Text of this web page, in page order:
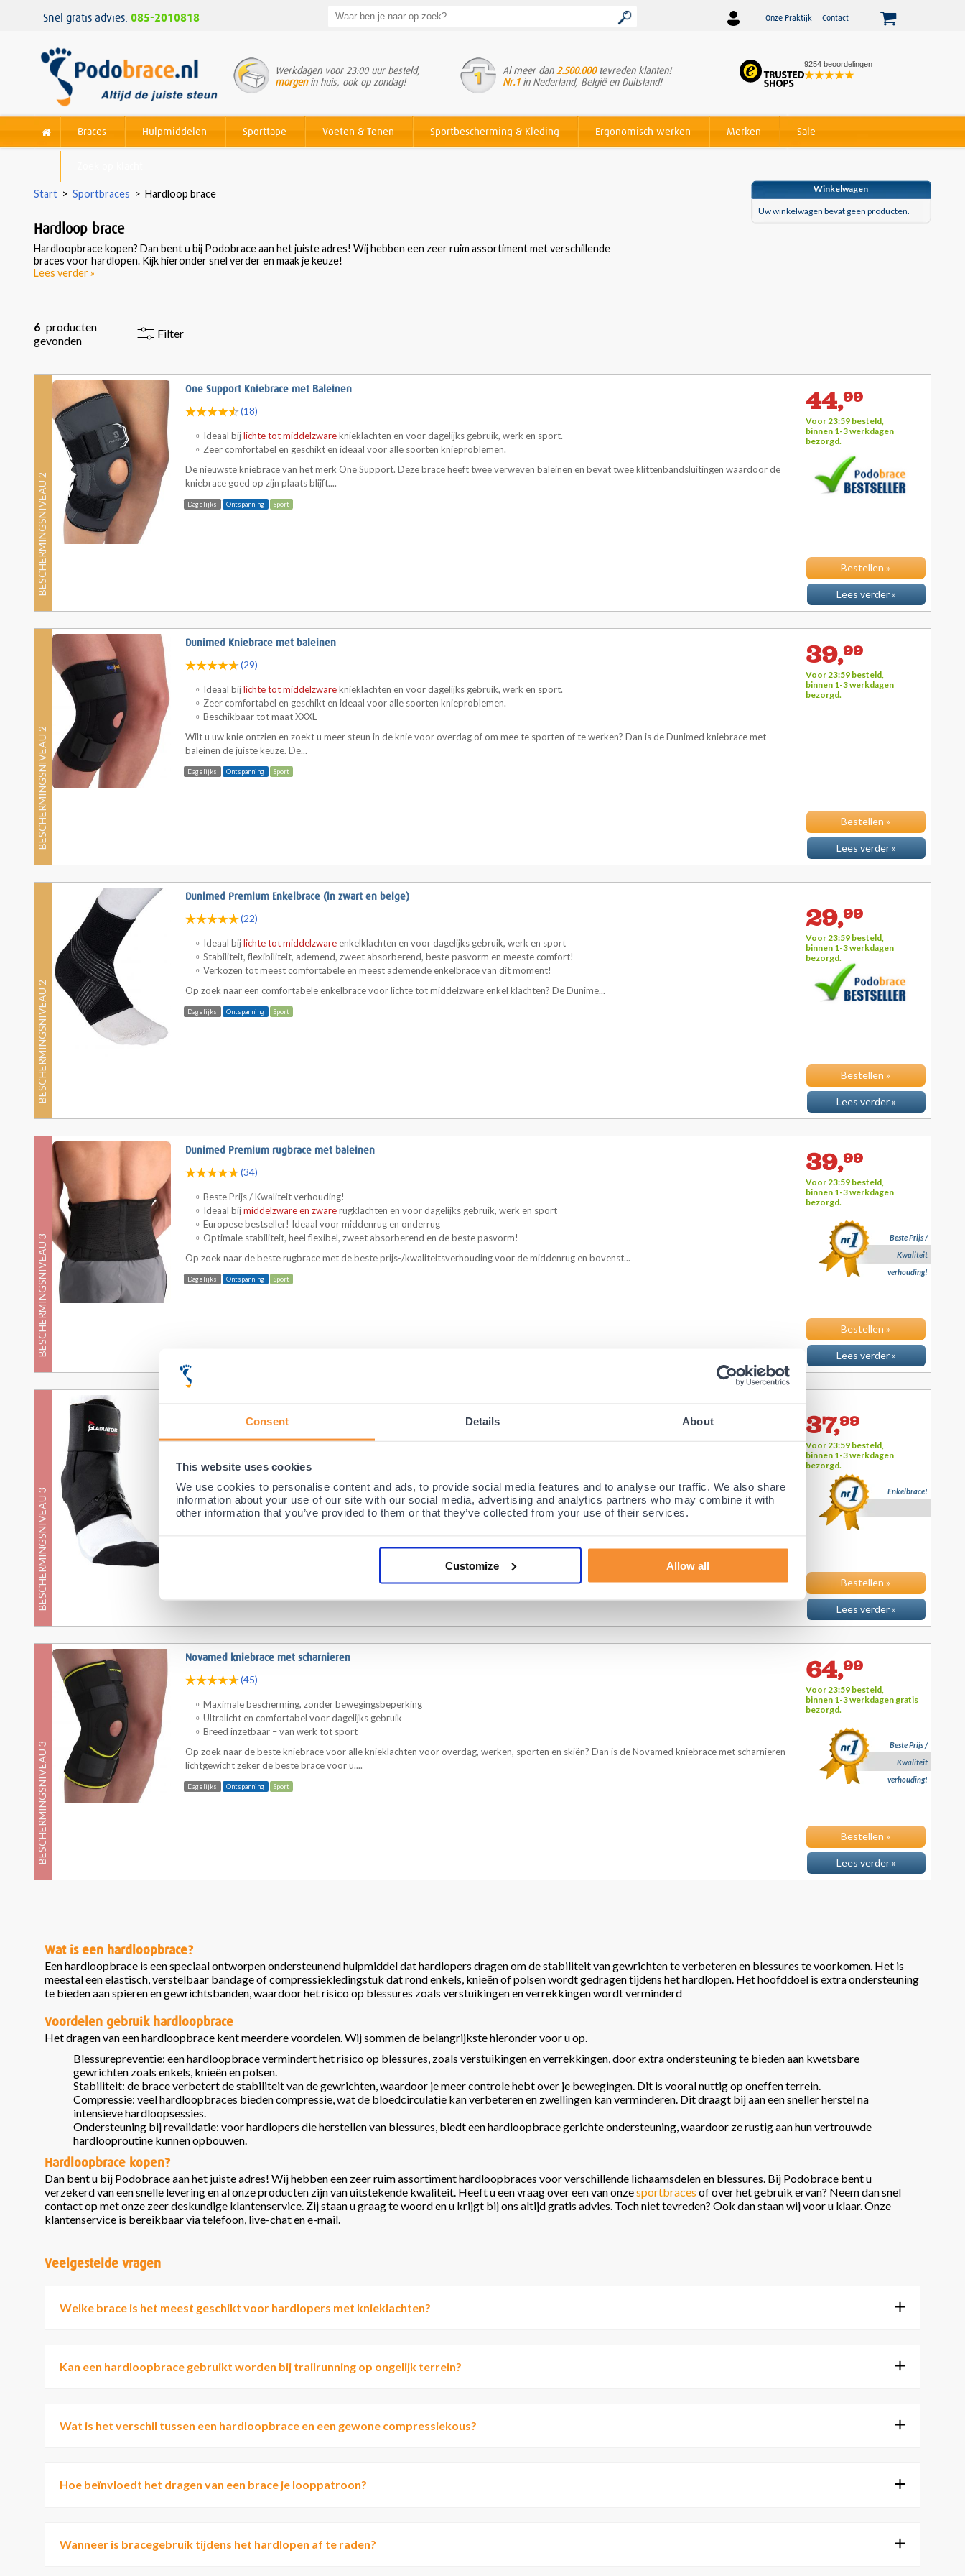
Consent Details About
This website uses cookies
We use cookies to personalise content and ads, to provide social media features and to analyse our traffic. We also share
information about your use of our site with our social media, advertising and analytics partners who may combine it with
other information that you’ve provided to them or that they’ve collected from your use of their services.
Customize Allow all
Snel gratis advies: 085-2010818 Onze Praktijk Contact
9254 beoordelingen
Werkdagen voor 23:00 uur besteld,
morgenin huis, ook op zondag!
Al meer dan 2.500.000tevreden klanten!
Nr.1in Nederland, België en Duitsland!
WinnaarBeslist Webshop
Award voor beste service!
Braces Hulpmiddelen Sporttape Voeten & Tenen Sportbescherming & Kleding Ergonomisch werken Merken Sale
Start > Sportbraces > Hardloop brace
Hardloop brace
Hardloopbracekopen? Dan bent u bij Podobrace aan het juiste adres! Wij hebben een zeer ruim assortiment met verschillende
braces voor hardlopen. Kijk hieronder snel verder en maak je keuze!
Lees verder »
Winkelwagen
Uw winkelwagen bevat geen producten.
Filter
6 producten
gevonden
BESCHERMINGSNIVEAU 2
One Support Kniebrace met Baleinen
(18)
Dagelijks Ontspanning Sport
Ideaal bijlichte tot middelzwareknieklachten en voor dagelijks gebruik, werk en sport.
Zeer comfortabel en geschikt en ideaal voor alle soorten knieproblemen.
De nieuwste kniebrace van het merk One Support. Deze brace heeft twee verweven baleinen en bevat twee klittenbandsluitingen waardoor de
kniebrace goed op zijn plaats blijft....
44,99
Voor 23:59 besteld,
binnen 1-3 werkdagen
bezorgd.
Bestellen »
Lees verder »
BESCHERMINGSNIVEAU 2
Dunimed Kniebrace met baleinen
(29)
Dagelijks Ontspanning Sport
Ideaal bijlichte tot middelzwareknieklachten en voor dagelijks gebruik, werk en sport.
Zeer comfortabel en geschikt en ideaal voor alle soorten knieproblemen.
Beschikbaar tot maat XXXL
Wilt u uw knie ontzien en zoekt u meer steun in de knie voor overdag of om mee te sporten of te werken? Dan is de Dunimed kniebrace met
baleinen de juiste keuze. De...
39,99
Voor 23:59 besteld,
binnen 1-3 werkdagen
bezorgd.
Bestellen »
Lees verder »
BESCHERMINGSNIVEAU 2
Dunimed Premium Enkelbrace (in zwart en beige)
(22)
Dagelijks Ontspanning Sport
Ideaal bijlichte tot middelzware enkelklachten en voor dagelijks gebruik, werk en sport
Stabiliteit, flexibiliteit, ademend, zweet absorberend, beste pasvorm en meeste comfort!
Verkozen tot meest comfortabele en meest ademende enkelbrace van dit moment!
Op zoek naar een comfortabele enkelbrace voor lichte tot middelzware enkel klachten? De Dunime...
29,99
Voor 23:59 besteld,
binnen 1-3 werkdagen
bezorgd.
Bestellen »
Lees verder »
BESCHERMINGSNIVEAU 3
Beste Prijs /
Kwaliteit
verhouding!
Dunimed Premium rugbrace met baleinen
(34)
Dagelijks Ontspanning Sport
Beste Prijs / Kwaliteit verhouding!
Ideaal bijmiddelzware en zwarerugklachten en voor dagelijks gebruik, werk en sport
Europese bestseller! Ideaal voor middenrug en onderrug
Optimale stabiliteit, heel flexibel, zweet absorberend en de beste pasvorm!
Op zoek naar de beste rugbrace met de beste prijs-/kwaliteitsverhouding voor de middenrug en bovenst...
39,99
Voor 23:59 besteld,
binnen 1-3 werkdagen
bezorgd.
Bestellen »
Lees verder »
BESCHERMINGSNIVEAU 3 Enkelbrace!
(40)
De Nummer #1 Enkelbrace! Geen harde stukken in de brace, maar wel maximale steun!
Op zoek naar maximale stabiliteit (zonder harde stukken) die toch heel comfortabel zit en in elke (sport)schoen past? Dan is Gladiator Sports
Enkelbrace lichtgew...
37,99
Voor 23:59 besteld,
binnen 1-3 werkdagen
bezorgd.
Bestellen »
Lees verder »
BESCHERMINGSNIVEAU 3
Beste Prijs /
Kwaliteit
verhouding!
Novamed kniebrace met scharnieren
(45)
Dagelijks Ontspanning Sport
Maximale bescherming, zonder bewegingsbeperking
Ultralicht en comfortabel voor dagelijks gebruik
Breed inzetbaar – van werk tot sport
Op zoek naar de beste kniebrace voor alle knieklachten voor overdag, werken, sporten en skiën? Dan is de Novamed kniebrace met scharnieren
lichtgewicht zeker de beste brace voor u....
64,99
Voor 23:59 besteld,
binnen 1-3 werkdagengratis
bezorgd.
Bestellen »
Lees verder »
Wat is een hardloopbrace?
Een hardloopbrace is een speciaal ontworpen ondersteunend hulpmiddel dat hardlopers dragen om de stabiliteit van gewrichten te verbeteren en blessures te voorkomen. Het is
meestal een elastisch, verstelbaar bandage of compressiekledingstuk dat rond enkels, knieën of polsen wordt gedragen tijdens het hardlopen. Het hoofddoel is extra ondersteuning
te bieden aan spieren en gewrichtsbanden, waardoor het risico op blessures zoals verstuikingen en verrekkingen wordt verminderd
Voordelen gebruik hardloopbrace
Het dragen van een hardloopbrace kent meerdere voordelen. Wij sommen de belangrijkste hieronder voor u op.
Blessurepreventie: een hardloopbrace vermindert het risico op blessures, zoals verstuikingen en verrekkingen, door extra ondersteuning te bieden aan kwetsbare
gewrichten zoals enkels, knieën en polsen.
Stabiliteit: de brace verbetert de stabiliteit van de gewrichten, waardoor je meer controle hebt over je bewegingen. Dit is vooral nuttig op oneffen terrein.
Compressie: veel hardloopbraces bieden compressie, wat de bloedcirculatie kan verbeteren en zwellingen kan verminderen. Dit draagt bij aan een sneller herstel na
intensieve hardloopsessies.
Ondersteuning bij revalidatie: voor hardlopers die herstellen van blessures, biedt een hardloopbrace gerichte ondersteuning, waardoor ze rustig aan hun vertrouwde
hardlooproutine kunnen opbouwen.
Hardloopbrace kopen?
Dan bent u bij Podobrace aan het juiste adres! Wij hebben een zeer ruim assortiment hardloopbraces voor verschillende lichaamsdelen en blessures. Bij Podobrace bent u
verzekerd van een snelle levering en al onze producten zijn van uitstekende kwaliteit. Heeft u een vraag over een van onzesportbraces of over het gebruik ervan? Neem dan snel
contact op met onze zeer deskundige klantenservice. Zij staan u graag te woord en u krijgt bij ons altijd gratis advies. Toch niet tevreden? Ook dan staan wij voor u klaar. Onze
klantenservice is bereikbaar via telefoon, live-chat en e-mail.
Veelgestelde vragen
Welke brace is het meest geschikt voor hardlopers met knieklachten?
Kan een hardloopbrace gebruikt worden bij trailrunning op ongelijk terrein?
Wat is het verschil tussen een hardloopbrace en een gewone compressiekous?
Hoe beïnvloedt het dragen van een brace je looppatroon?
Wanneer is bracegebruik tijdens het hardlopen af te raden?